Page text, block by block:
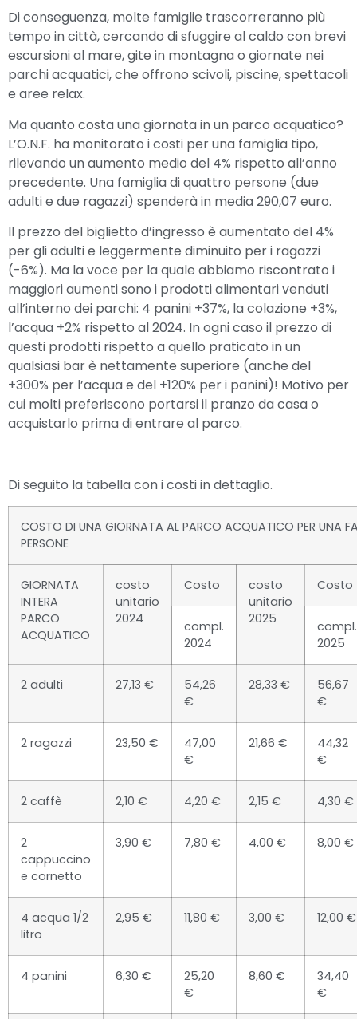
Di conseguenza, molte famiglie trascorreranno più
tempo in città, cercando di sfuggire al caldo con brevi
escursioni al mare, gite in montagna o giornate nei
parchi acquatici, che offrono scivoli, piscine, spettacoli
e aree relax.
Ma quanto costa una giornata in un parco acquatico?
L’O.N.F. ha monitorato i costi per una famiglia tipo,
rilevando un aumento medio del 4% rispetto all’anno
precedente. Una famiglia di quattro persone (due
adulti e due ragazzi) spenderà in media 290,07 euro.
Il prezzo del biglietto d’ingresso è aumentato del 4%
per gli adulti e leggermente diminuito per i ragazzi
(-6%). Ma la voce per la quale abbiamo riscontrato i
maggiori aumenti sono i prodotti alimentari venduti
all’interno dei parchi: 4 panini +37%, la colazione +3%,
l’acqua +2% rispetto al 2024. In ogni caso il prezzo di
questi prodotti rispetto a quello praticato in un
qualsiasi bar è nettamente superiore (anche del
+300% per l’acqua e del +120% per i panini)! Motivo per
cui molti preferiscono portarsi il pranzo da casa o
acquistarlo prima di entrare al parco.
Di seguito la tabella con i costi in dettaglio.
COSTO DI UNA GIORNATA AL PARCO ACQUATICO PER UNA
PERSONE
GIORNATA
INTERA
PARCO
ACQUATICO
costo
unitario
2024
Costo
costo
unitario
2025
Costo
compl.
2024
compl.
2025
2 adulti 27,13 €
54,26
€
28,33 €
56,67
€
2 ragazzi 23,50 €
47,00
€
21,66 €
44,32
€
2 caffè 2,10 € 4,20 € 2,15 € 4,30 €
2
cappuccino
e cornetto
3,90 € 7,80 € 4,00 € 8,00 €
4 acqua 1/2
litro
2,95 € 11,80 € 3,00 € 12,00 €
4 panini 6,30 €
25,20
€
8,60 €
34,40
€